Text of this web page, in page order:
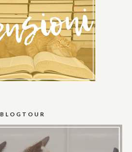
BLOGTOUR